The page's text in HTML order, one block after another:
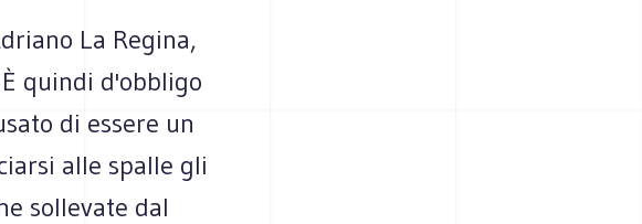
La Regina,
quindi d'obbligo
di essere un
alle spalle gli
sollevate dal